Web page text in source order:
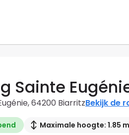
Sainte
64200 BiarritzBekijk de
Maximale hoogte: 1.85 m